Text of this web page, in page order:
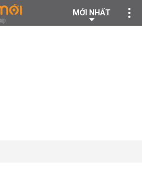
MỚI NHẤT